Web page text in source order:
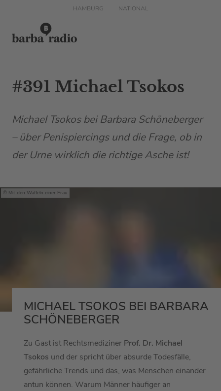
HAMBURG NATIONAL
#391 Michael Tsokos
Michael Tsokos bei Barbara Schöneberger
– über Penispiercings und die Frage, ob in
der Urne wirklich die richtige Asche ist!
Mit den Waffeln einer Frau
MICHAEL TSOKOS BEI BARBARA
SCHÖNEBERGER
Zu Gast ist Rechtsmediziner Prof. Dr. Michael
Tsokos und der spricht über absurde Todesfälle,
gefährliche Trends und das, was Menschen einander
antun können. Warum Männer häufiger an